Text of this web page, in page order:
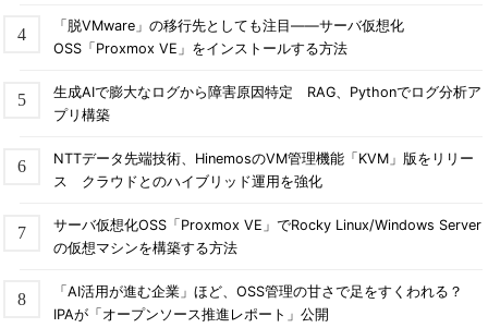
「脱VMware」の移行先としても注目――サーバ仮想化
OSS「Proxmox VE」をインストールする方法
生成AIで膨大なログから障害原因特定 RAG、Pythonでログ分析ア
プリ構築
NTTデータ先端技術、HinemosのVM管理機能「KVM」版をリリー
ス クラウドとのハイブリッド運用を強化
サーバ仮想化OSS「Proxmox VE」でRocky Linux/Windows Server
の仮想マシンを構築する方法
「AI活用が進む企業」ほど、OSS管理の甘さで足をすくわれる？
IPAが「オープンソース推進レポート」公開